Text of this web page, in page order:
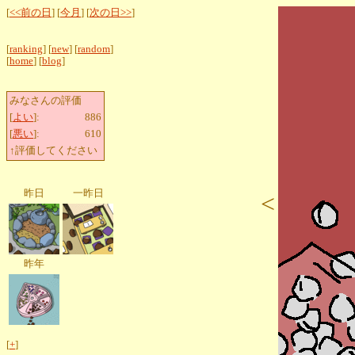
[<<前の日 ] [今月 ] [次の日>>]
[ranking] [new] [random]
[home] [blog]
みなさんの評価
[よい]:
886
[悪い]:
610
↑評価してください
昨日 一昨日
昨年
[+]
<